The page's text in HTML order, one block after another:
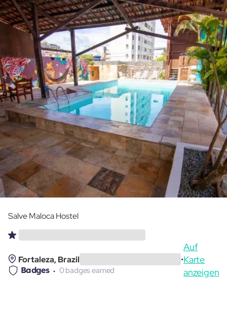
Salve Maloca Hostel
Fortaleza, Brazil •
Auf
Karte
anzeigen
Badges 0 badges earned